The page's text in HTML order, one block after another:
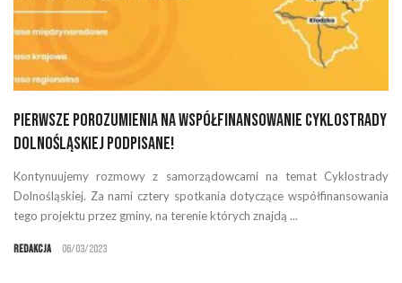
Pierwsze porozumienia na współfinansowanie Cyklostrady
Dolnośląskiej podpisane!
Kontynuujemy rozmowy z samorządowcami na temat Cyklostrady
Dolnośląskiej. Za nami cztery spotkania dotyczące współfinansowania
tego projektu przez gminy, na terenie których znajdą ...
Redakcja 06/03/2023